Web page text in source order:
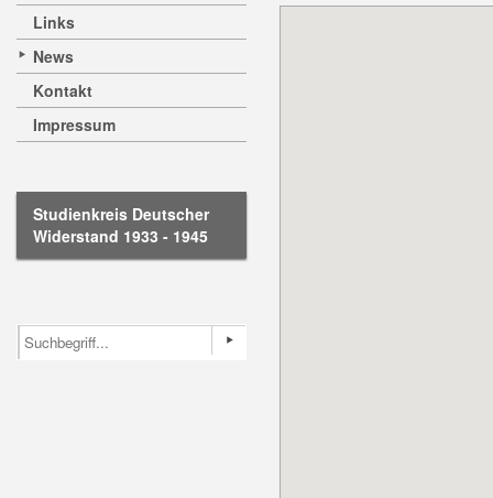
Links
News
Kontakt
Impressum
Studienkreis Deutscher
Widerstand 1933 - 1945